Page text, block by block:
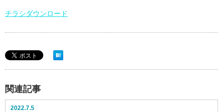
チラシダウンロード
関連記事
2022.7.5